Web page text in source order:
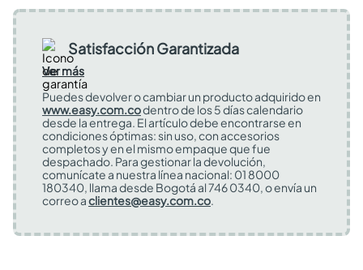
Satisfacción Garantizada
Ver más
Puedes devolver o cambiar un producto adquirido en
www.easy.com.codentro de los 5 días calendario
desde la entrega. El artículo debe encontrarse en
condiciones óptimas: sin uso, con accesorios
completos y en el mismo empaque que fue
despachado. Para gestionar la devolución,
comunícate a nuestra línea nacional: 01 8000
180340, llama desde Bogotá al 746 0340, o envía un
correo aclientes@easy.com.co.